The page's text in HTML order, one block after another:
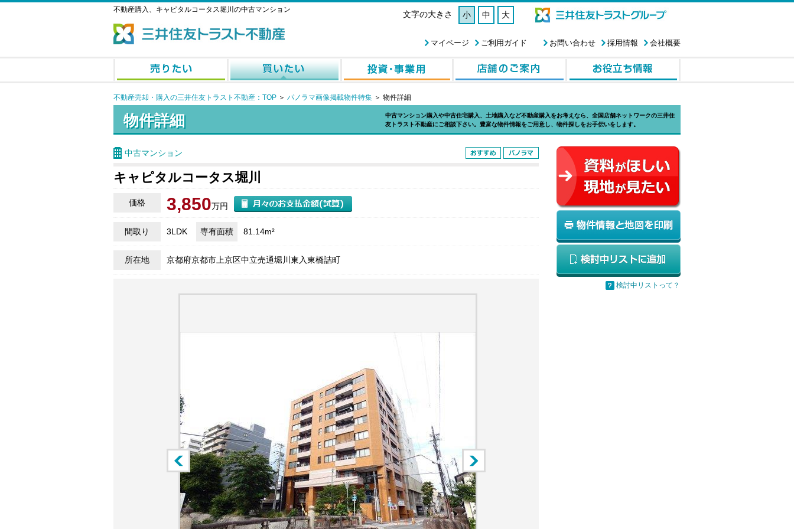
不動産購入、キャピタルコータス堀川の中古マンション 文字の大きさ 小 中 大
会社概要
採用情報
お問い合わせ
ご利用ガイド
マイページ
不動産売却・購入の三井住友トラスト不動産：TOP ＞ パノラマ画像掲載物件特集 ＞ 物件詳細
物件詳細
中古マンション購入や中古住宅購入、土地購入など不動産購入をお考えなら、全国店舗ネットワークの三井住
友トラスト不動産にご相談下さい。豊富な物件情報をご用意し、物件探しをお手伝いをします。
中古マンション
キャピタルコータス堀川
価格 3,850万円
間取り 3LDK 専有面積 81.14m²
所在地 京都府京都市上京区中立売通堀川東入東橋詰町
検討中リストって？